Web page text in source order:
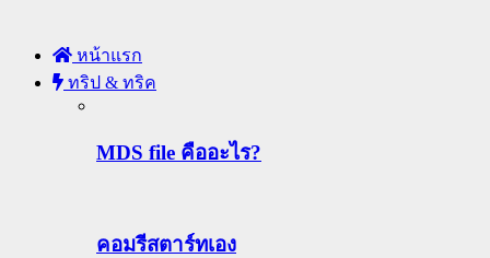
หน้าแรก
ทริป & ทริค
MDS file คืออะไร?
คอมรีสตาร์ทเอง